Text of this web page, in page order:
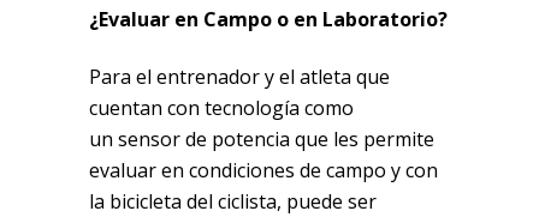
¿Evaluar en Campo o en Laboratorio?
Para el entrenador y el atleta que
cuentan con tecnología como
un sensor de potencia que les permite
evaluar en condiciones de campo y con
la bicicleta del ciclista, puede ser